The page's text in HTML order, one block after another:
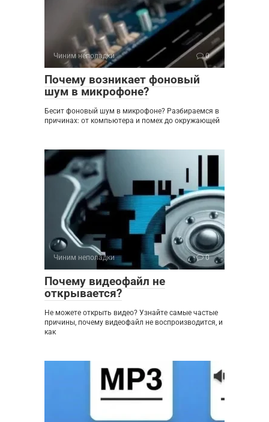
Чиним неполадки 0
Почему возникает фоновый
шум в микрофоне?
Бесит фоновый шум в микрофоне? Разбираемся в
причинах: от компьютера и помех до окружающей
Чиним неполадки 0
Почему видеофайл не
открывается?
Не можете открыть видео? Узнайте самые частые
причины, почему видеофайл не воспроизводится, и
как